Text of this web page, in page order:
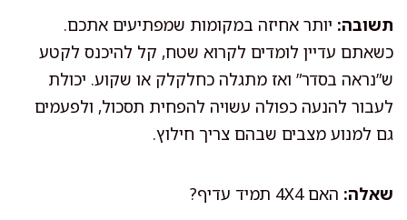
תשובה: יותר אחיזה במקומות שמפתיעים אתכם.
כשאתם עדיין לומדים לקרוא שטח, קל להיכנס לקטע
ש”נראה בסדר” ואז מתגלה כחלקלק או שקוע. יכולת
לעבור להנעה כפולה עשויה להפחית תסכול, ולפעמים
גם למנוע מצבים שבהם צריך חילוץ.
שאלה: האם 4X4 תמיד עדיף?